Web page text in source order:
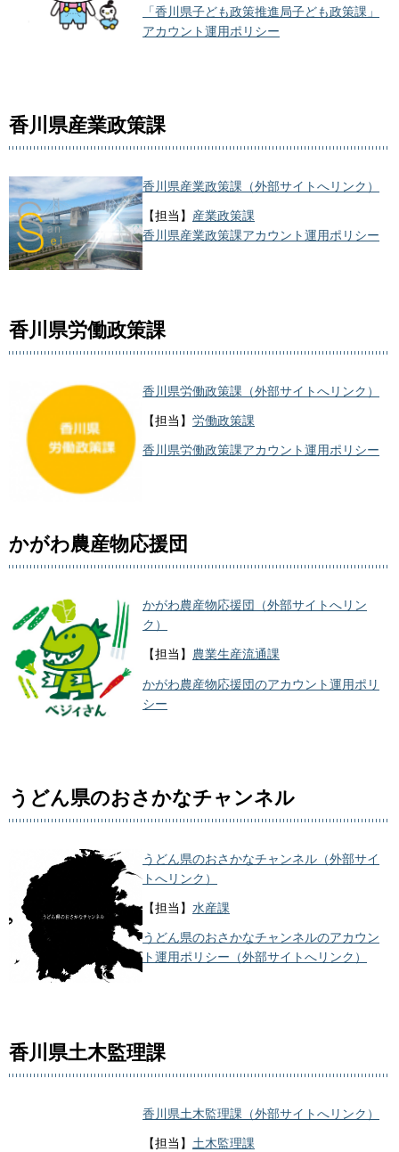
「香川県子ども政策推進局子ども政策課」
アカウント運用ポリシー
香川県産業政策課
香川県産業政策課（外部サイトへリンク）
【担当】 産業政策課
香川県産業政策課アカウント運用ポリシー
香川県労働政策課
香川県労働政策課（外部サイトへリンク）
【担当】 労働政策課
香川県労働政策課アカウント運用ポリシー
かがわ農産物応援団
かがわ農産物応援団（外部サイトへリン
ク）
【担当】 農業生産流通課
かがわ農産物応援団のアカウント運用ポリ
シー
うどん県のおさかなチャンネル
うどん県のおさかなチャンネル（外部サイ
トへリンク）
【担当】 水産課
うどん県のおさかなチャンネルのアカウン
ト運用ポリシー（外部サイトへリンク）
香川県土木監理課
香川県土木監理課（外部サイトへリンク）
【担当】 土木監理課